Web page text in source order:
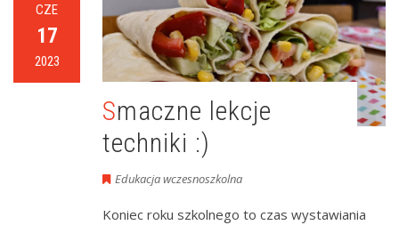
CZE
17
2023
Smaczne lekcje
techniki :)
Edukacja wczesnoszkolna
Koniec roku szkolnego to czas wystawiania